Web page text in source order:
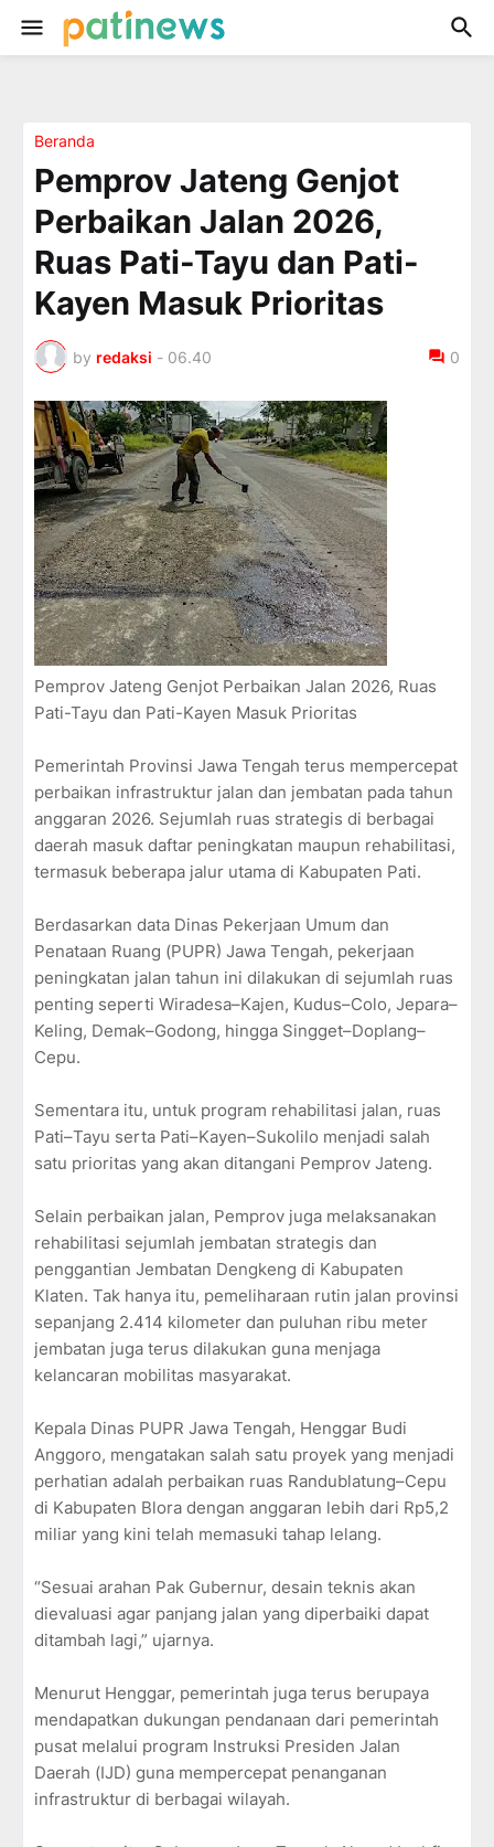
Beranda
Pemprov Jateng Genjot
Perbaikan Jalan 2026,
Ruas Pati-Tayu dan Pati-
Kayen Masuk Prioritas
by redaksi - 06.40 0
Pemprov Jateng Genjot Perbaikan Jalan 2026, Ruas
Pati-Tayu dan Pati-Kayen Masuk Prioritas
Pemerintah Provinsi Jawa Tengah terus mempercepat
perbaikan infrastruktur jalan dan jembatan pada tahun
anggaran 2026. Sejumlah ruas strategis di berbagai
daerah masuk daftar peningkatan maupun rehabilitasi,
termasuk beberapa jalur utama di Kabupaten Pati.
Berdasarkan data Dinas Pekerjaan Umum dan
Penataan Ruang (PUPR) Jawa Tengah, pekerjaan
peningkatan jalan tahun ini dilakukan di sejumlah ruas
penting seperti Wiradesa–Kajen, Kudus–Colo, Jepara–
Keling, Demak–Godong, hingga Singget–Doplang–
Cepu.
Sementara itu, untuk program rehabilitasi jalan, ruas
Pati–Tayu serta Pati–Kayen–Sukolilo menjadi salah
satu prioritas yang akan ditangani Pemprov Jateng.
Selain perbaikan jalan, Pemprov juga melaksanakan
rehabilitasi sejumlah jembatan strategis dan
penggantian Jembatan Dengkeng di Kabupaten
Klaten. Tak hanya itu, pemeliharaan rutin jalan provinsi
sepanjang 2.414 kilometer dan puluhan ribu meter
jembatan juga terus dilakukan guna menjaga
kelancaran mobilitas masyarakat.
Kepala Dinas PUPR Jawa Tengah, Henggar Budi
Anggoro, mengatakan salah satu proyek yang menjadi
perhatian adalah perbaikan ruas Randublatung–Cepu
di Kabupaten Blora dengan anggaran lebih dari Rp5,2
miliar yang kini telah memasuki tahap lelang.
“Sesuai arahan Pak Gubernur, desain teknis akan
dievaluasi agar panjang jalan yang diperbaiki dapat
ditambah lagi,” ujarnya.
Menurut Henggar, pemerintah juga terus berupaya
mendapatkan dukungan pendanaan dari pemerintah
pusat melalui program Instruksi Presiden Jalan
Daerah (IJD) guna mempercepat penanganan
infrastruktur di berbagai wilayah.